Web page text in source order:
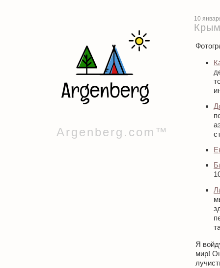
Argenberg.com™
10
Я
мир!